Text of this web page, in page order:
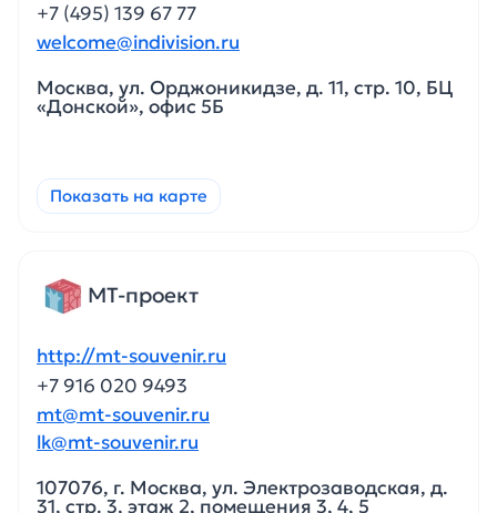
+7 (495) 139 67 77
welcome@indivision.ru
Москва, ул. Орджоникидзе, д. 11, стр. 10, БЦ
«Донской», офис 5Б
Показать на карте
МТ-проект
http://mt-souvenir.ru
+7 916 020 9493
mt@mt-souvenir.ru
lk@mt-souvenir.ru
107076, г. Москва, ул. Электрозаводская, д.
31, стр. 3, этаж 2, помещения 3, 4, 5